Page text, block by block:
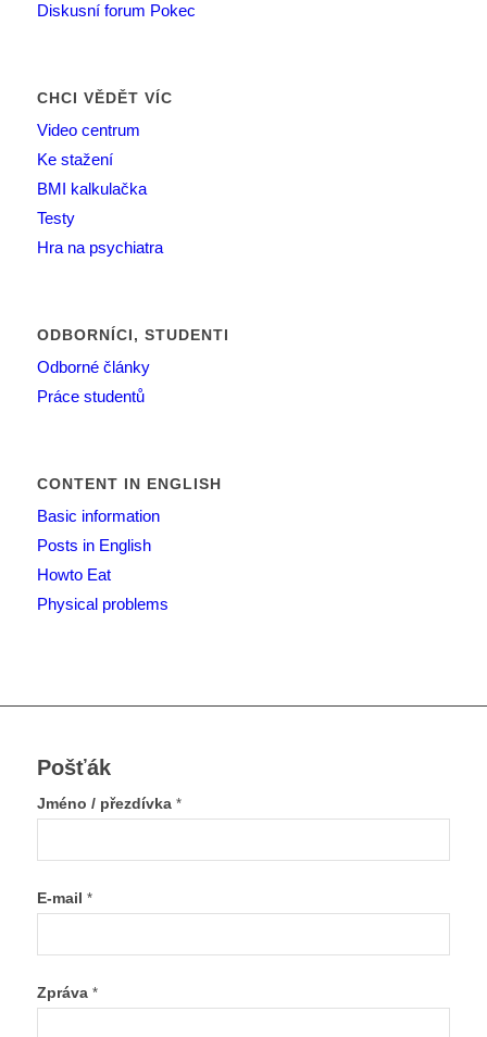
Diskusní forum Pokec
CHCI VĚDĚT VÍC
Video centrum
Ke stažení
BMI kalkulačka
Testy
Hra na psychiatra
ODBORNÍCI, STUDENTI
Odborné články
Práce studentů
CONTENT IN ENGLISH
Basic information
Posts in English
Howto Eat
Physical problems
Pošťák
Jméno / přezdívka *
E-mail *
Zpráva *